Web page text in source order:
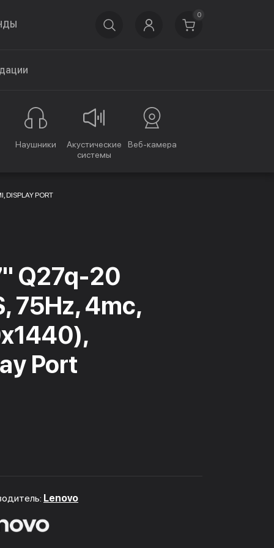
0
Наушники
Акустические
системы
Веб-камера
DISPLAY PORT
Q27q-20
75Hz, 4mc,
Port
Lenovo